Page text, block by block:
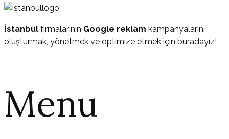
İstanbul firmalarının Google reklam kampanyalarını
oluşturmak, yönetmek ve optimize etmek için buradayız!
Menu